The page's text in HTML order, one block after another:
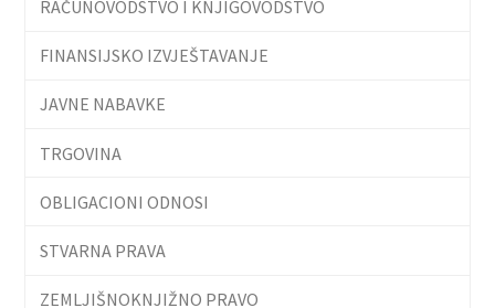
RAČUNOVODSTVO I KNJIGOVODSTVO
FINANSIJSKO IZVJEŠTAVANJE
JAVNE NABAVKE
TRGOVINA
OBLIGACIONI ODNOSI
STVARNA PRAVA
ZEMLJIŠNOKNJIŽNO PRAVO